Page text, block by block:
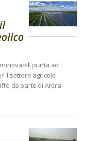
punta ad
il settore agricolo
da parte di Arera